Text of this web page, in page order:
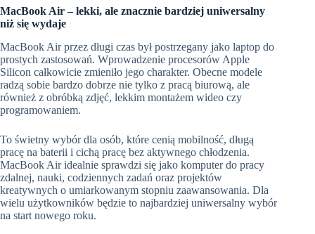
MacBook Air – lekki, ale znacznie bardziej uniwersalny
niż się wydaje
MacBook Air przez długi czas był postrzegany jako laptop do
prostych zastosowań. Wprowadzenie procesorów Apple
Silicon całkowicie zmieniło jego charakter. Obecne modele
radzą sobie bardzo dobrze nie tylko z pracą biurową, ale
również z obróbką zdjęć, lekkim montażem wideo czy
programowaniem.
To świetny wybór dla osób, które cenią mobilność, długą
pracę na baterii i cichą pracę bez aktywnego chłodzenia.
MacBook Air idealnie sprawdzi się jako komputer do pracy
zdalnej, nauki, codziennych zadań oraz projektów
kreatywnych o umiarkowanym stopniu zaawansowania. Dla
wielu użytkowników będzie to najbardziej uniwersalny wybór
na start nowego roku.